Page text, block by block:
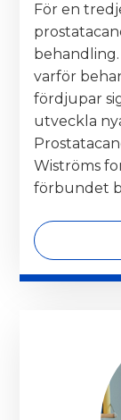
För en
varför
fördjupar
utveckla
Wiströms
förbundet